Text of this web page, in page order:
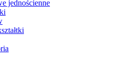
jednościenne